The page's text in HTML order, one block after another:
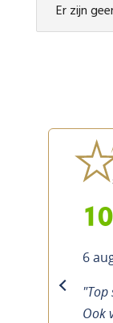
Er zijn
10
6
"Top
Ook